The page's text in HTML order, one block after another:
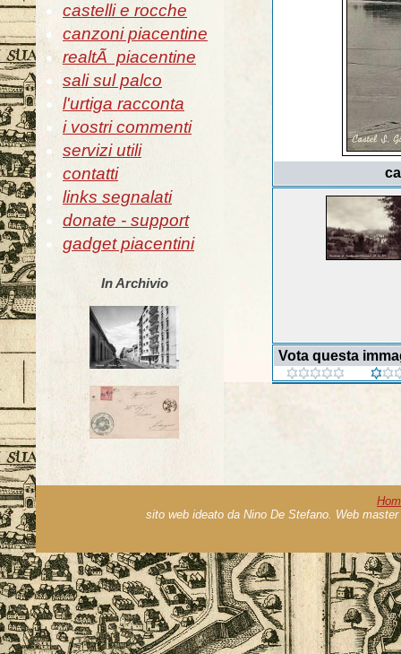
castelli e rocche
canzoni piacentine
realtÃ piacentine
sali sul palco
l'urtiga racconta
i vostri commenti
servizi utili
contatti
links segnalati
donate - support
gadget piacentini
In Archivio
Vota questa
sito web ideato da Nino De Stefano. Web